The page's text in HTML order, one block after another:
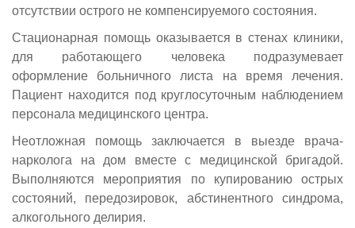
отсутствии острого не компенсируемого состояния.
Стационарная помощь оказывается в стенах клиники,
для работающего человека подразумевает
оформление больничного листа на время лечения.
Пациент находится под круглосуточным наблюдением
персонала медицинского центра.
Неотложная помощь заключается в выезде врача-
нарколога на дом вместе с медицинской бригадой.
Выполняются мероприятия по купированию острых
состояний, передозировок, абстинентного синдрома,
алкогольного делирия.